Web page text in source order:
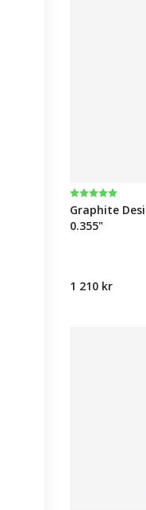
Betyg:
5.0 utav 5
Graphite
0.355"
1 210 kr